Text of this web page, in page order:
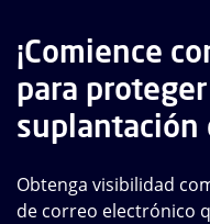
¡Comience
para
suplantación
Obtenga visibilidad
de correo electrónico